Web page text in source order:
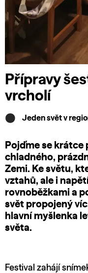
Přípravy
vrcholí
Jeden svět v
Pojďme se
chladného,
Zemi. Ke světu,
vztahů, ale i
rovnoběžkami a
svět propojený
hlavní myšlenka
světa.
Festival zahájí